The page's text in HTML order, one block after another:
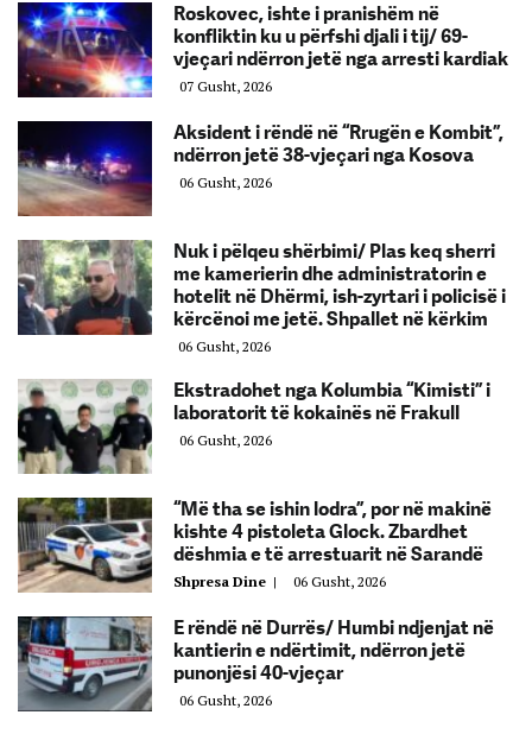
Roskovec, ishte i pranishëm në
konfliktin ku u përfshi djali i tij/ 69-
vjeçari ndërron jetë nga arresti kardiak
07 Gusht, 2026
Aksident i rëndë në “Rrugën e Kombit”,
ndërron jetë 38-vjeçari nga Kosova
06 Gusht, 2026
Nuk i pëlqeu shërbimi/ Plas keq sherri
me kamerierin dhe administratorin e
hotelit në Dhërmi, ish-zyrtari i policisë i
kërcënoi me jetë. Shpallet në kërkim
06 Gusht, 2026
Ekstradohet nga Kolumbia “Kimisti” i
laboratorit të kokainës në Frakull
06 Gusht, 2026
“Më tha se ishin lodra”, por në makinë
kishte 4 pistoleta Glock. Zbardhet
dëshmia e të arrestuarit në Sarandë
Shpresa Dine | 06 Gusht, 2026
E rëndë në Durrës/ Humbi ndjenjat në
kantierin e ndërtimit, ndërron jetë
punonjësi 40-vjeçar
06 Gusht, 2026